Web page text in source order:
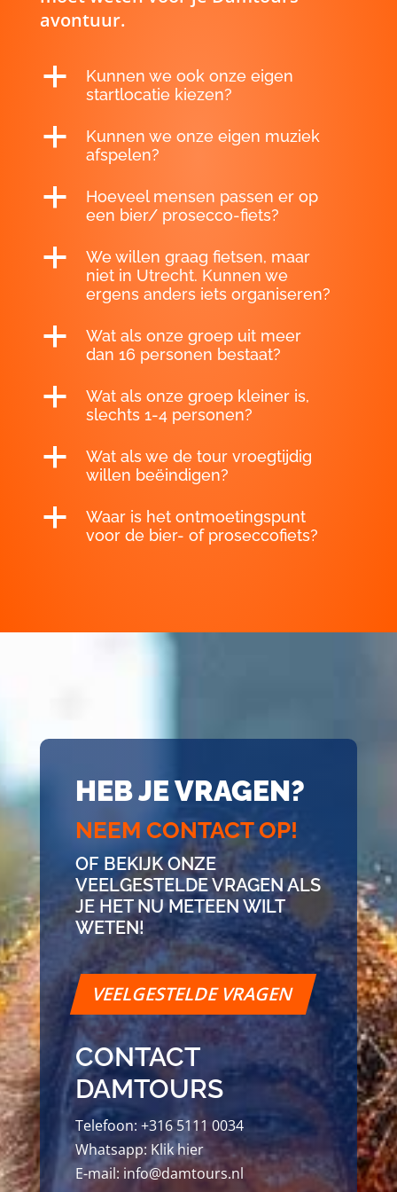
avontuur.
a
Kunnen we ook onze eigen
startlocatie kiezen?
a
Kunnen we onze eigen muziek
afspelen?
a
Hoeveel mensen passen er op
een bier/ prosecco-fiets?
a
We willen graag fietsen, maar
niet in Utrecht. Kunnen we
ergens anders iets organiseren?
a
Wat als onze groep uit meer
dan 16 personen bestaat?
a
Wat als onze groep kleiner is,
slechts 1-4 personen?
a
Wat als we de tour vroegtijdig
willen beëindigen?
a
Waar is het ontmoetingspunt
voor de bier- of proseccofiets?
HEB JE VRAGEN?
NEEM CONTACT OP!
OF BEKIJK ONZE
VEELGESTELDE VRAGEN ALS
JE HET NU METEEN WILT
WETEN!
VEELGESTELDE VRAGEN
CONTACT
DAMTOURS
Telefoon: +316 5111 0034
Whatsapp: Klik hier
E-mail: info@damtours.nl